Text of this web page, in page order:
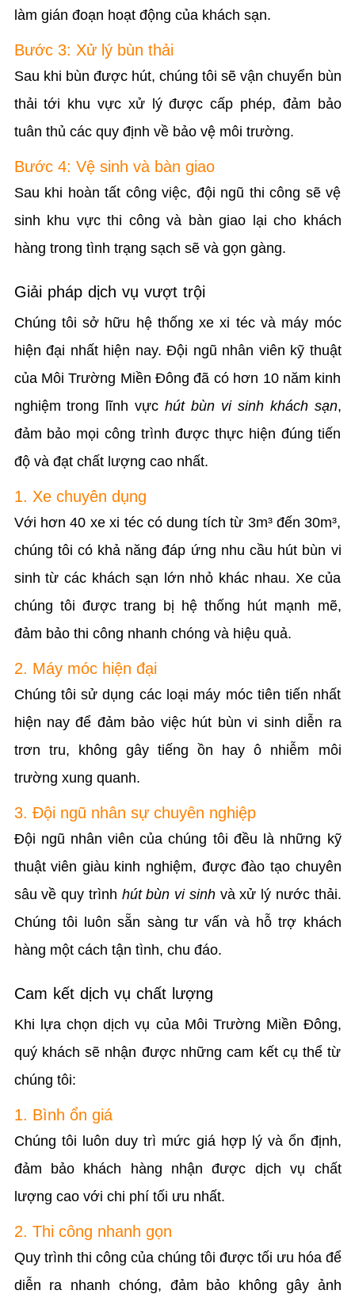
làm gián đoạn hoạt động của khách sạn.
Bước 3: Xử lý bùn thải
Sau khi bùn được hút, chúng tôi sẽ vận chuyển bùn
thải tới khu vực xử lý được cấp phép, đảm bảo
tuân thủ các quy định về bảo vệ môi trường.
Bước 4: Vệ sinh và bàn giao
Sau khi hoàn tất công việc, đội ngũ thi công sẽ vệ
sinh khu vực thi công và bàn giao lại cho khách
hàng trong tình trạng sạch sẽ và gọn gàng.
Giải pháp dịch vụ vượt trội
Chúng tôi sở hữu hệ thống xe xi téc và máy móc
hiện đại nhất hiện nay. Đội ngũ nhân viên kỹ thuật
của Môi Trường Miền Đông đã có hơn 10 năm kinh
nghiệm trong lĩnh vựchút bùn vi sinh khách sạn,
đảm bảo mọi công trình được thực hiện đúng tiến
độ và đạt chất lượng cao nhất.
1. Xe chuyên dụng
Với hơn 40 xe xi téc có dung tích từ 3m³ đến 30m³,
chúng tôi có khả năng đáp ứng nhu cầu hút bùn vi
sinh từ các khách sạn lớn nhỏ khác nhau. Xe của
chúng tôi được trang bị hệ thống hút mạnh mẽ,
đảm bảo thi công nhanh chóng và hiệu quả.
2. Máy móc hiện đại
Chúng tôi sử dụng các loại máy móc tiên tiến nhất
hiện nay để đảm bảo việc hút bùn vi sinh diễn ra
trơn tru, không gây tiếng ồn hay ô nhiễm môi
trường xung quanh.
3. Đội ngũ nhân sự chuyên nghiệp
Đội ngũ nhân viên của chúng tôi đều là những kỹ
thuật viên giàu kinh nghiệm, được đào tạo chuyên
sâu về quy trình hút bùn vi sinhvà xử lý nước thải.
Chúng tôi luôn sẵn sàng tư vấn và hỗ trợ khách
hàng một cách tận tình, chu đáo.
Cam kết dịch vụ chất lượng
Khi lựa chọn dịch vụ của Môi Trường Miền Đông,
quý khách sẽ nhận được những cam kết cụ thể từ
chúng tôi:
1. Bình ổn giá
Chúng tôi luôn duy trì mức giá hợp lý và ổn định,
đảm bảo khách hàng nhận được dịch vụ chất
lượng cao với chi phí tối ưu nhất.
2. Thi công nhanh gọn
Quy trình thi công của chúng tôi được tối ưu hóa để
diễn ra nhanh chóng, đảm bảo không gây ảnh